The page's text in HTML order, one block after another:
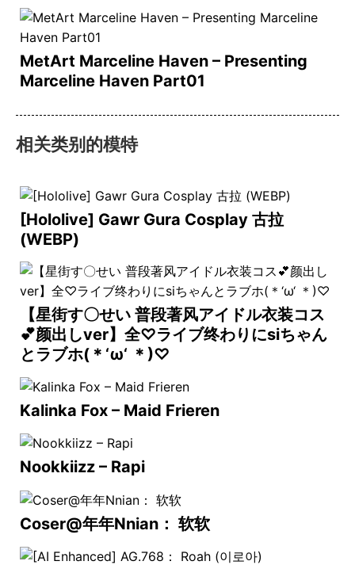
MetArt Marceline Haven – Presenting
Marceline Haven Part01
相关类别的模特
[Hololive] Gawr Gura Cosplay 古拉
(WEBP)
【星街す〇せい 普段著风アイドル衣装コス
💕颜出しver】全♡ライブ终わりにsiちゃん
とラブホ(＊‘ω‘ ＊)♡
Kalinka Fox – Maid Frieren
Nookkiizz – Rapi
Coser@年年Nnian： 软软